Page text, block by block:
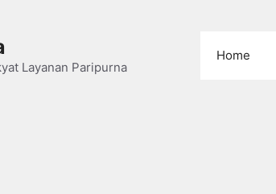
Layanan Paripurna
Home